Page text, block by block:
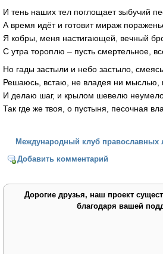
И тень наших тел поглощает зыбучий
А время идёт и готовит мираж
Я кобры, меня настигающей, вечный
С утра тороплю – пусть смертельное,
Но гады застыли и небо застыло, смеясь.
Решаюсь, встаю, не владея ни мыслью,
И делаю шаг, и крылом шевелю
Так где же твоя, о пустыня, песочная
Международный клуб православных
Добавить комментарий
Дорогие друзья, наш проект
благодаря вашей